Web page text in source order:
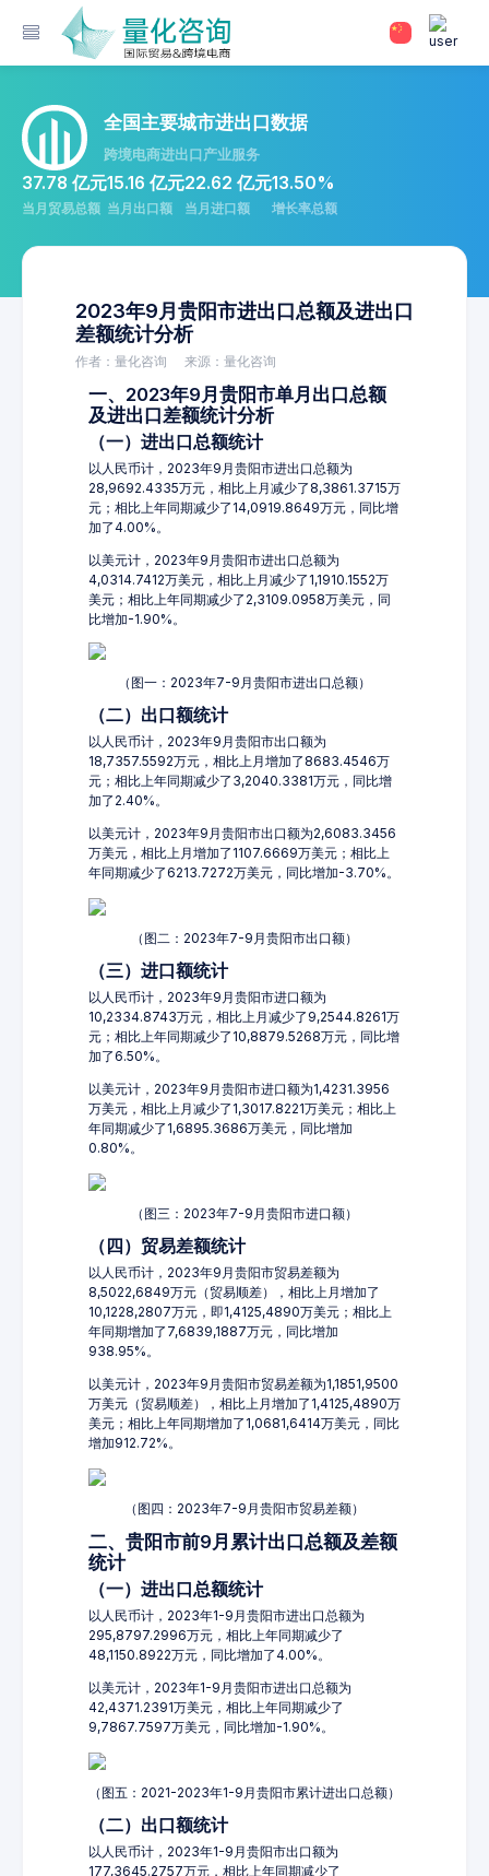
全国主要城市进出口数据
跨境电商进出口产业服务
37.78 亿元
当月贸易总额
15.16 亿元
当月出口额
22.62 亿元
当月进口额
13.50%
增长率总额
2023年9月贵阳市进出口总额及进出口
差额统计分析
作者：量化咨询 来源：量化咨询
一、2023年9月贵阳市单月出口总额
及进出口差额统计分析
（一）进出口总额统计
以人民币计，2023年9月贵阳市进出口总额为
28,9692.4335万元，相比上月减少了8,3861.3715万
元；相比上年同期减少了14,0919.8649万元，同比增
加了4.00%。
以美元计，2023年9月贵阳市进出口总额为
4,0314.7412万美元，相比上月减少了1,1910.1552万
美元；相比上年同期减少了2,3109.0958万美元，同
比增加-1.90%。
（图一：2023年7-9月贵阳市进出口总额）
（二）出口额统计
以人民币计，2023年9月贵阳市出口额为
18,7357.5592万元，相比上月增加了8683.4546万
元；相比上年同期减少了3,2040.3381万元，同比增
加了2.40%。
以美元计，2023年9月贵阳市出口额为2,6083.3456
万美元，相比上月增加了1107.6669万美元；相比上
年同期减少了6213.7272万美元，同比增加-3.70%。
（图二：2023年7-9月贵阳市出口额）
（三）进口额统计
以人民币计，2023年9月贵阳市进口额为
10,2334.8743万元，相比上月减少了9,2544.8261万
元；相比上年同期减少了10,8879.5268万元，同比增
加了6.50%。
以美元计，2023年9月贵阳市进口额为1,4231.3956
万美元，相比上月减少了1,3017.8221万美元；相比上
年同期减少了1,6895.3686万美元，同比增加
0.80%。
（图三：2023年7-9月贵阳市进口额）
（四）贸易差额统计
以人民币计，2023年9月贵阳市贸易差额为
8,5022,6849万元（贸易顺差），相比上月增加了
10,1228,2807万元，即1,4125,4890万美元；相比上
年同期增加了7,6839,1887万元，同比增加
938.95%。
以美元计，2023年9月贵阳市贸易差额为1,1851,9500
万美元（贸易顺差），相比上月增加了1,4125,4890万
美元；相比上年同期增加了1,0681,6414万美元，同比
增加912.72%。
（图四：2023年7-9月贵阳市贸易差额）
二、贵阳市前9月累计出口总额及差额
统计
（一）进出口总额统计
以人民币计，2023年1-9月贵阳市进出口总额为
295,8797.2996万元，相比上年同期减少了
48,1150.8922万元，同比增加了4.00%。
以美元计，2023年1-9月贵阳市进出口总额为
42,4371.2391万美元，相比上年同期减少了
9,7867.7597万美元，同比增加-1.90%。
（图五：2021-2023年1-9月贵阳市累计进出口总额）
（二）出口额统计
以人民币计，2023年1-9月贵阳市出口额为
177,3645.2757万元，相比上年同期减少了